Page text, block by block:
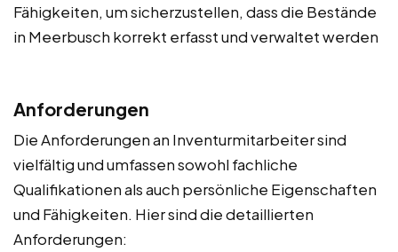
Fähigkeiten, um sicherzustellen, dass die Bestände
in Meerbusch korrekt erfasst und verwaltet werden
Anforderungen
Die Anforderungen an Inventurmitarbeiter sind
vielfältig und umfassen sowohl fachliche
Qualifikationen als auch persönliche Eigenschaften
und Fähigkeiten. Hier sind die detaillierten
Anforderungen: